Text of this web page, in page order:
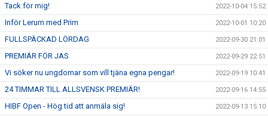
Tack för mig! 2022-10-04 15:52
Inför Lerum med Prim 2022-10-01 10:20
FULLSPÄCKAD LÖRDAG 2022-09-30 21:01
PREMIÄR FÖR JAS 2022-09-29 22:51
Vi söker nu ungdomar som vill tjäna egna pengar! 2022-09-19 10:41
24 TIMMAR TILL ALLSVENSK PREMIÄR! 2022-09-16 14:55
HIBF Open - Hög tid att anmäla sig! 2022-09-13 15:10